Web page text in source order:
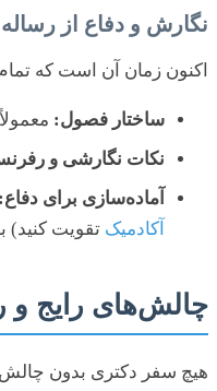
نگارش و دفاع از رساله
اکنون زمان آن است که
ساختار فصول:
نکات نگارشی و
آماده‌سازی برای دفاع:
آکادمیک تقویت کنید)
چالش‌های رایج و
هیچ سفر دکتری بدون چالش